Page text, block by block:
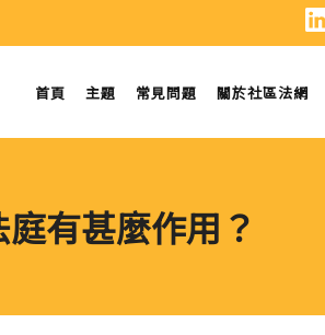
首頁 主題 常見問題 關於社區法網
有甚麼作用？